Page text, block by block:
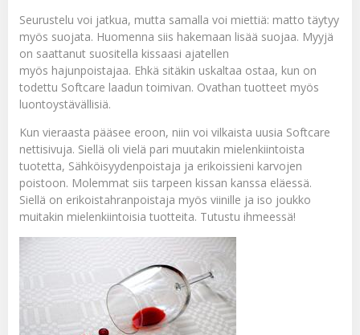
Seurustelu voi jatkua, mutta samalla voi miettiä: matto täytyy
myös suojata. Huomenna siis hakemaan lisää suojaa. Myyjä
on saattanut suositella kissaasi ajatellen
myös hajunpoistajaa. Ehkä sitäkin uskaltaa ostaa, kun on
todettu Softcare laadun toimivan. Ovathan tuotteet myös
luontoystävällisiä.
Kun vieraasta pääsee eroon, niin voi vilkaista uusia Softcare
nettisivuja. Siellä oli vielä pari muutakin mielenkiintoista
tuotetta, Sähköisyydenpoistaja ja erikoissieni karvojen
poistoon. Molemmat siis tarpeen kissan kanssa eläessä.
Siellä on erikoistahranpoistaja myös viinille ja iso joukko
muitakin mielenkiintoisia tuotteita. Tutustu ihmeessä!